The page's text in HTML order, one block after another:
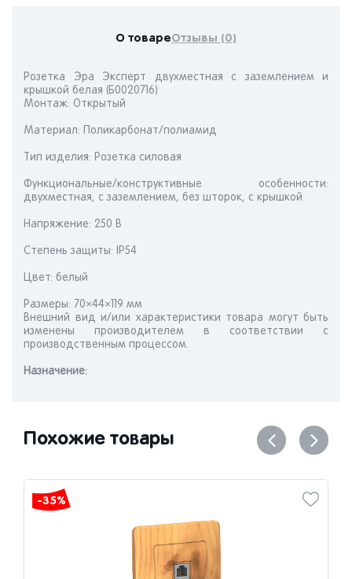
О товареОтзывы (0)
Розетка Эра Эксперт двухместная с заземлением и
крышкой белая (Б0020716)
Монтаж: Открытый
Материал: Поликарбонат/полиамид
Тип изделия: Розетка силовая
Функциональные/конструктивные особенности:
двухместная, с заземлением, без шторок, с крышкой
Напряжение: 250 В
Степень защиты: IP54
Цвет: белый
Размеры: 70×44×119 мм
Внешний вид и/или характеристики товара могут быть
изменены производителем в соответствии с
производственным процессом.
Назначениe:
Похожие товары
-35%